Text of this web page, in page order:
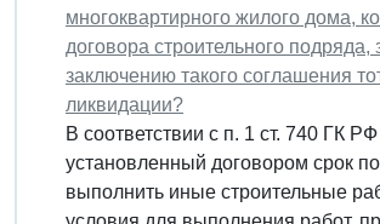
многоквартирного жилого дома,
договора строительного
заключению такого соглашения
ликвидации?
В соответствии с п. 1 ст. 740 ГК
установленный договором срок
выполнить иные строительные